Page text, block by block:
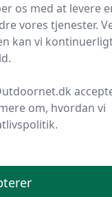
til
os med at levere
vores tjenester.
kan vi
om, hvordan vi